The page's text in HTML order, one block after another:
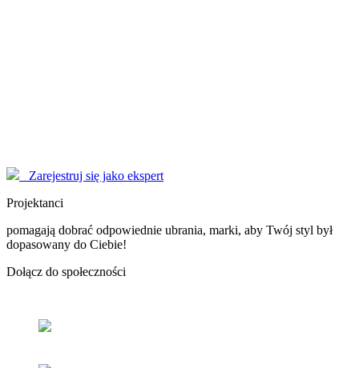
Zarejestruj się jako ekspert
Projektanci
pomagają dobrać odpowiednie ubrania, marki, aby Twój styl był
dopasowany do Ciebie!
Dołącz do społeczności